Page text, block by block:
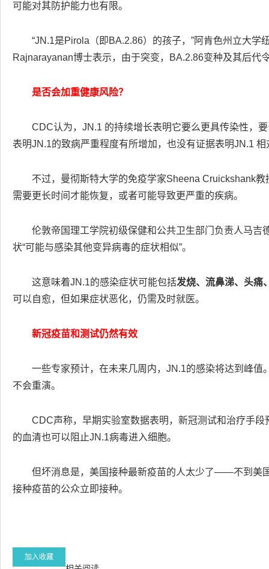
可能对其防护能力也有限。
“JN.1是Pirola（即BA.2.86）的孩子，”阿肯色州立大
Rajnarayanan博士表示，由于突变，BA.2.86变种及其后代
是否会加重健康风险？
CDC认为，JN.1 的持续增长表明它要么更具传染性，
表明JN.1的致病严重程度有所增加，也没有证据表明JN.1
不过，曼彻斯特大学的免疫学家Sheena Cruickshank
需要更长时间才能恢复，或者可能导致更严重的疾病。
伦敦帝国理工学院初级保健和公共卫生部门负责人马
状“可能与感染其他变异病毒的症状相似”。
这意味着JN.1的感染症状可能包括发烧、流鼻涕、头痛
可以自愈，但如果症状恶化，仍需及时就医。
新冠疫苗和测试仍然有效
一些专家预计，在未来几周内，JN.1的感染将达到峰
不会重演。
CDC声称，早期实验室数据表明，新冠测试和治疗手
的血清也可以阻止JN.1病毒进入细胞。
但坏消息是，美国接种最新疫苗的人太少了——不到
接种疫苗的公众立即接种。
加入收藏